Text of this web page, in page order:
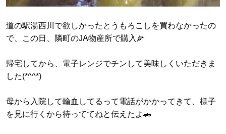
道の駅湯西川で欲しかったとうもろこしを買わなかったの
で、この日、隣町のJA物産所で購入🌽
帰宅してから、電子レンジでチンして美味しくいただきま
した(*^^*)
母から入院して輸血してるって電話がかかってきて、様子
を見に行くから待っててねと伝えたよ🚗